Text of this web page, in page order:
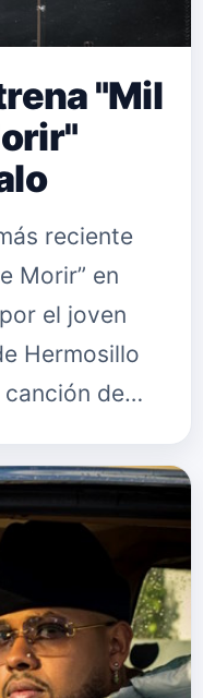
sencillo&…
"Mil
reciente
Morir” en
el joven
Hermosillo
canción de
le…